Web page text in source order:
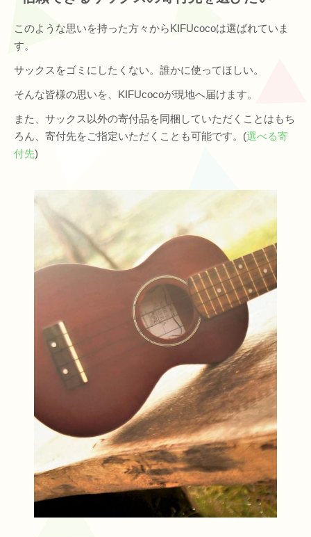
このような思いを持った方々からKIFUcocoは選ばれていま
す。
サックスをゴミにしたくない。誰かに使ってほしい。
そんな皆様の思いを、KIFUcocoが現地へ届けます。
また、サックス以外の寄付品を同梱していただくことはもち
ろん、寄付先をご指定いただくことも可能です。(選べる寄
付先)